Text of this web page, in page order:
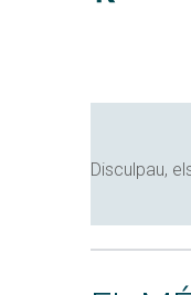
Disculpau,